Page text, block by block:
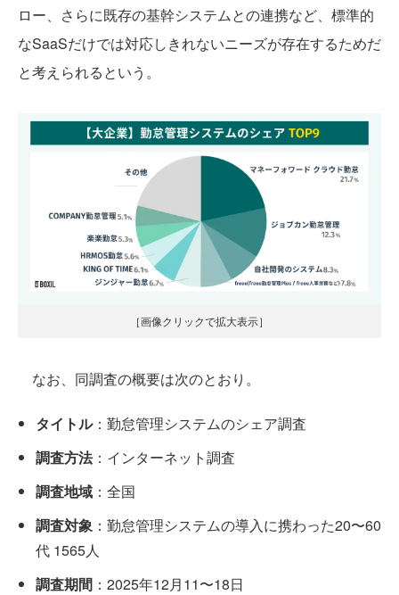
ロー、さらに既存の基幹システムとの連携など、標準的
なSaaSだけでは対応しきれないニーズが存在するためだ
と考えられるという。
［画像クリックで拡大表示］
なお、同調査の概要は次のとおり。
タイトル：勤怠管理システムのシェア調査
調査方法：インターネット調査
調査地域 ：全国
調査対象 ：勤怠管理システムの導入に携わった20〜60
代 1565人
調査期間 ：2025年12月11〜18日